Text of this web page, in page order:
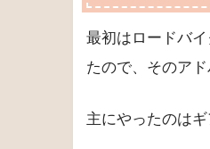
最初はロードバ
たので、そのア
主にやったのは